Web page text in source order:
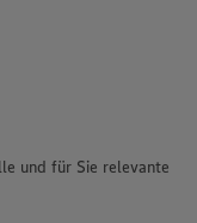
und für Sie relevante